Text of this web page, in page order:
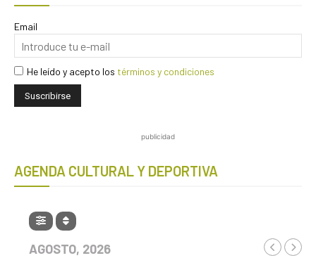
Email
He leído y acepto los términos y condiciones
publicidad
AGENDA CULTURAL Y DEPORTIVA
AGOSTO, 2026